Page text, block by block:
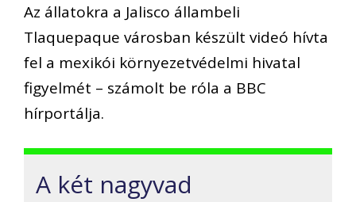
Az állatokra a Jalisco állambeli
Tlaquepaque városban készült videó hívta
fel a mexikói környezetvédelmi hivatal
figyelmét – számolt be róla a BBC
hírportálja.
A két nagyvad